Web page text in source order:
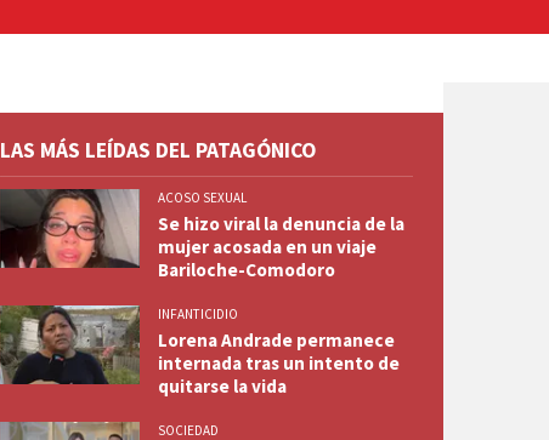
LAS MÁS LEÍDAS DEL PATAGÓNICO
ACOSO SEXUAL
Se hizo viral la denuncia de la
mujer acosada en un viaje
Bariloche-Comodoro
INFANTICIDIO
Lorena Andrade permanece
internada tras un intento de
quitarse la vida
SOCIEDAD